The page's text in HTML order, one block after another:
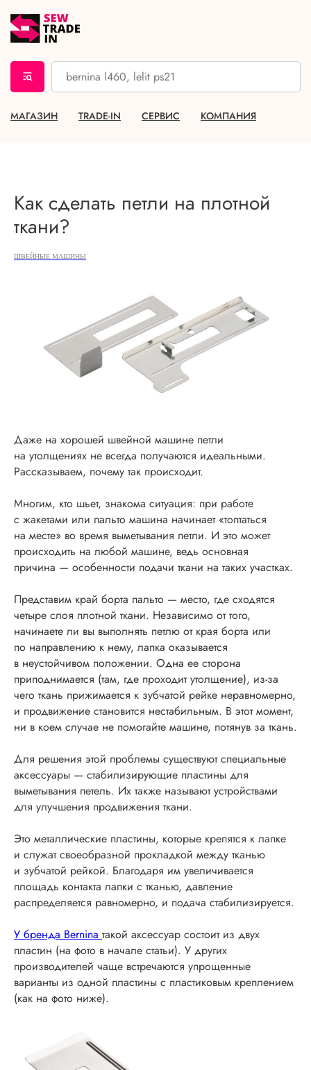
МАГАЗИН TRADE-IN СЕРВИС КОМПАНИЯ
Как сделать петли на плотной
ткани?
ШВЕЙНЫЕ МАШИНЫ
Даже на хорошей швейной машине петли
на утолщениях не всегда получаются идеальными.
Рассказываем, почему так происходит.
Многим, кто шьет, знакома ситуация: при работе
с жакетами или пальто машина начинает «топтаться
на месте» во время выметывания петли. И это может
происходить на любой машине, ведь основная
причина — особенности подачи ткани на таких участках.
Представим край борта пальто — место, где сходятся
четыре слоя плотной ткани. Независимо от того,
начинаете ли вы выполнять петлю от края борта или
по направлению к нему, лапка оказывается
в неустойчивом положении. Одна ее сторона
приподнимается (там, где проходит утолщение), из-за
чего ткань прижимается к зубчатой рейке неравномерно,
и продвижение становится нестабильным. В этот момент,
ни в коем случае не помогайте машине, потянув за ткань.
Для решения этой проблемы существуют специальные
аксессуары — стабилизирующие пластины для
выметывания петель. Их также называют устройствами
для улучшения продвижения ткани.
Это металлические пластины, которые крепятся к лапке
и служат своеобразной прокладкой между тканью
и зубчатой рейкой. Благодаря им увеличивается
площадь контакта лапки с тканью, давление
распределяется равномерно, и подача стабилизируется.
У бренда Bernina такой аксессуар состоит из двух
пластин (на фото в начале статьи). У других
производителей чаще встречаются упрощенные
варианты из одной пластины с пластиковым креплением
(как на фото ниже).